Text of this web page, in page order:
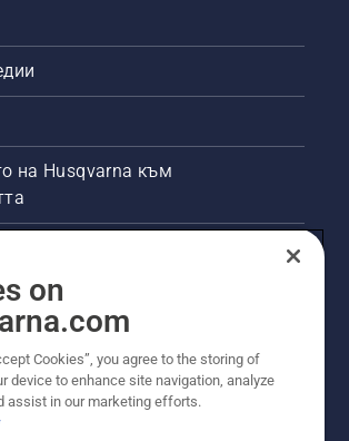
на Husqvarna към
на Husqvarna
on
Cookies”, you agree to the storing of
device to enhance site navigation, analyze
assist in our marketing efforts.